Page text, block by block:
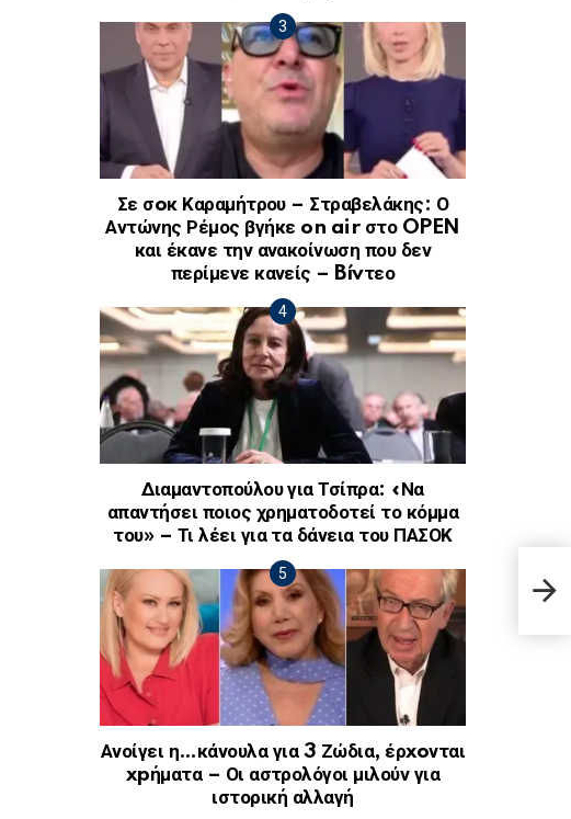
Σε σoκ Καραμήτρου – Στραβελάκης: Ο
Αντώνης Ρέμος βγήκε on air στο OPEN
και έκανε την ανακοίνωση που δεν
περίμενε κανείς – Bívτεο
Διαμαντοπούλου για Τσίπρα: «Να
απαντήσει ποιος χρηματοδοτεί το κόμμα
του» – Τι λέει για τα δάνεια του ΠΑΣΟΚ
Ανοίγει η…κάνουλα για 3 Ζώδια, έρxoνται
xpήματα – Οι αστρολόγοι μιλούν για
ιστορική αλλαγή